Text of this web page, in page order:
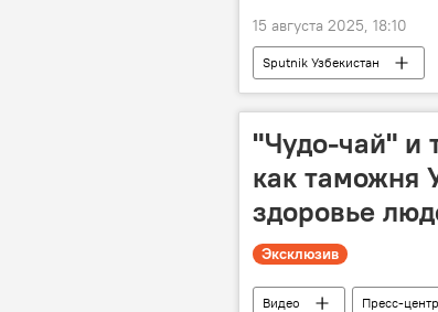
15 августа 2025, 18:10
Sputnik Узбекистан
"Чудо-чай" и
как таможня
здоровье
Эксклюзив
Видео Пресс-центр